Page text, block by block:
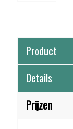
Product
Details
Prijzen